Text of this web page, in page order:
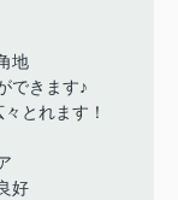
地
できます♪
とれます！
好